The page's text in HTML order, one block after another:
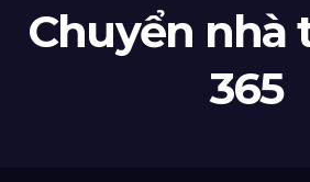
Chuyển nhà
365